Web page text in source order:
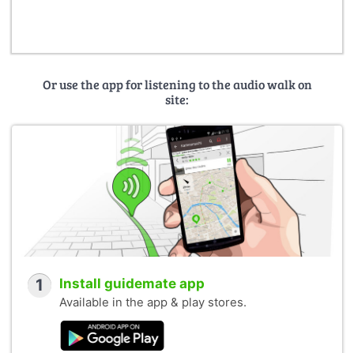
Or use the app for listening to the audio walk on
site:
1 Install guidemate app
Available in the app & play stores.